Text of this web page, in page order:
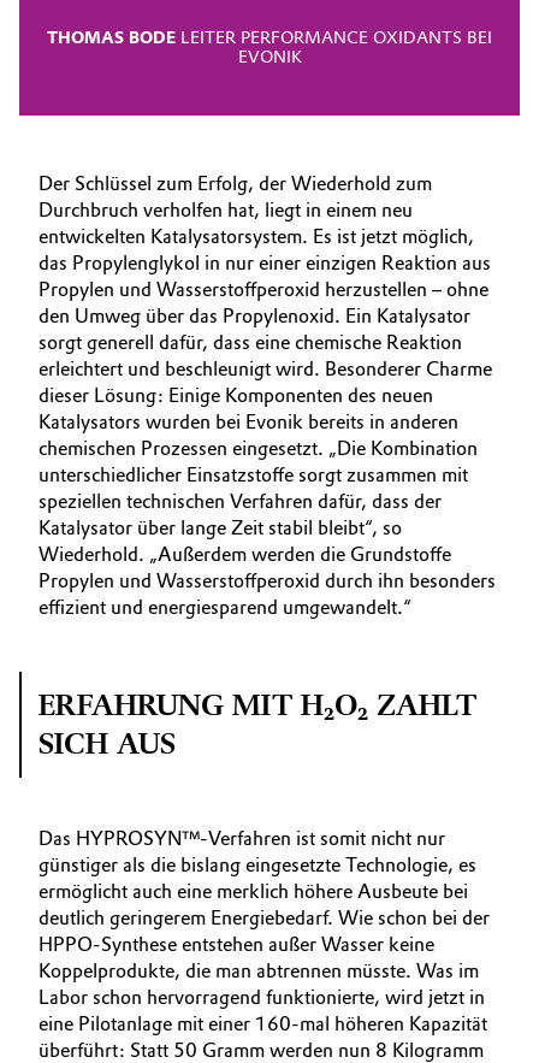
THOMAS BODE LEITER PERFORMANCE OXIDANTS BEI
EVONIK
Der Schlüssel zum Erfolg, der Wiederhold zum
Durchbruch verholfen hat, liegt in einem neu
entwickelten Katalysatorsystem. Es ist jetzt möglich,
das Propylenglykol in nur einer einzigen Reaktion aus
Propylen und Wasserstoffperoxid herzustellen – ohne
den Umweg über das Propylenoxid. Ein Katalysator
sorgt generell dafür, dass eine chemische Reaktion
erleichtert und beschleunigt wird. Besonderer Charme
dieser Lösung: Einige Komponenten des neuen
Katalysators wurden bei Evonik bereits in anderen
chemischen Prozessen eingesetzt. „Die Kombination
unterschiedlicher Einsatzstoffe sorgt zusammen mit
speziellen technischen Verfahren dafür, dass der
Katalysator über lange Zeit stabil bleibt“, so
Wiederhold. „Außerdem werden die Grundstoffe
Propylen und Wasserstoffperoxid durch ihn besonders
effizient und energiesparend umgewandelt.“
ERFAHRUNG MIT H₂O₂ ZAHLT
SICH AUS
Das HYPROSYN™-Verfahren ist somit nicht nur
günstiger als die bislang eingesetzte Technologie, es
ermöglicht auch eine merklich höhere Ausbeute bei
deutlich geringerem Energiebedarf. Wie schon bei der
HPPO-Synthese entstehen außer Wasser keine
Koppelprodukte, die man abtrennen müsste. Was im
Labor schon hervorragend funktionierte, wird jetzt in
eine Pilotanlage mit einer 160-mal höheren Kapazität
überführt: Statt 50 Gramm werden nun 8 Kilogramm